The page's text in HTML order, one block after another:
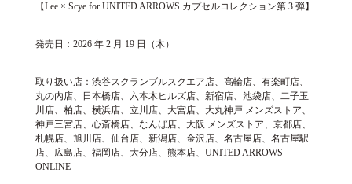
【Lee × Scye for UNITED ARROWS カプセルコレクション第 3 弾】
発売日：2026 年 2 月 19 日（木）
取り扱い店：渋谷スクランブルスクエア店、高輪店、有楽町店、
丸の内店、日本橋店、六本木ヒルズ店、新宿店、池袋店、二子玉
川店、柏店、横浜店、立川店、大宮店、大丸神戸 メンズストア、
神戸三宮店、心斎橋店、なんば店、大阪 メンズストア、京都店、
札幌店、旭川店、仙台店、新潟店、金沢店、名古屋店、名古屋駅
店、広島店、福岡店、大分店、熊本店、UNITED ARROWS
ONLINE